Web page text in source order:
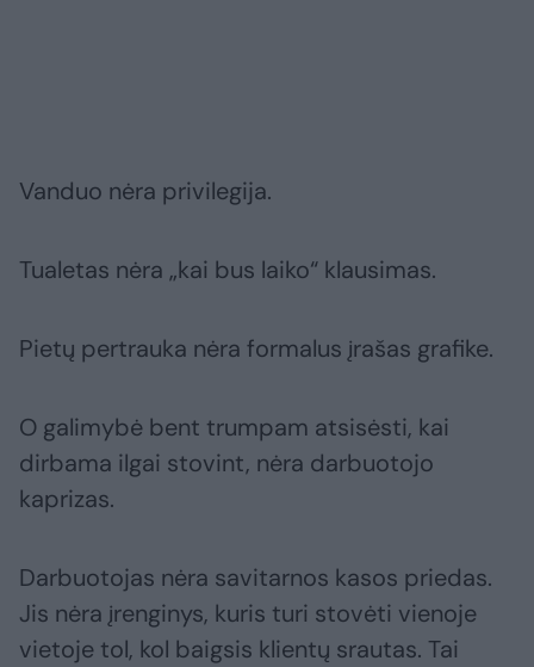
Vanduo nėra privilegija.
Tualetas nėra „kai bus laiko“ klausimas.
Pietų pertrauka nėra formalus įrašas grafike.
O galimybė bent trumpam atsisėsti, kai
dirbama ilgai stovint, nėra darbuotojo
kaprizas.
Darbuotojas nėra savitarnos kasos priedas.
Jis nėra įrenginys, kuris turi stovėti vienoje
vietoje tol, kol baigsis klientų srautas. Tai